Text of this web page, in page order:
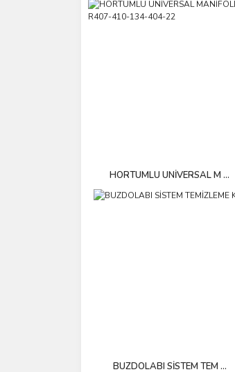
HORTUMLU UNİVERSAL M ...
BUZDOLABI SİSTEM TEM ...